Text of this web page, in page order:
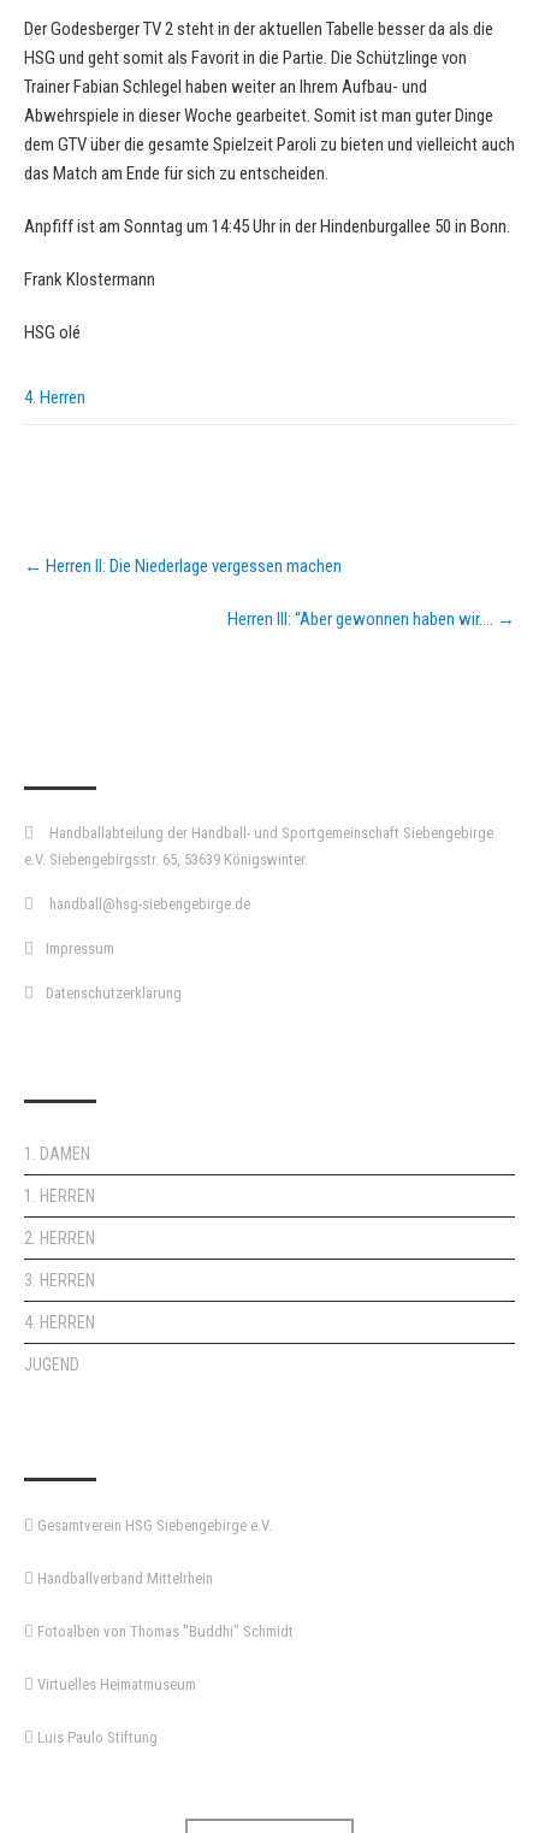
Der Godesberger TV 2 steht in der aktuellen Tabelle besser da als die
HSG und geht somit als Favorit in die Partie. Die Schützlinge von
Trainer Fabian Schlegel haben weiter an Ihrem Aufbau- und
Abwehrspiele in dieser Woche gearbeitet. Somit ist man guter Dinge
dem GTV über die gesamte Spielzeit Paroli zu bieten und vielleicht auch
das Match am Ende für sich zu entscheiden.
Anpfiff ist am Sonntag um 14:45 Uhr in der Hindenburgallee 50 in Bonn.
Frank Klostermann
HSG olé
4. Herren
Post
navigation
← Herren II: Die Niederlage vergessen machen
Herren III: “Aber gewonnen haben wir…. →
Handballabteilung der Handball- und Sportgemeinschaft Siebengebirge
e.V. Siebengebirgsstr. 65, 53639 Königswinter.
handball@hsg-siebengebirge.de
Impressum
Datenschutzerklärung
1. DAMEN
1. HERREN
2. HERREN
3. HERREN
4. HERREN
JUGEND
Gesamtverein HSG Siebengebirge e.V.
Handballverband Mittelrhein
Fotoalben von Thomas "Buddhi" Schmidt
Virtuelles Heimatmuseum
Luis Paulo Stiftung